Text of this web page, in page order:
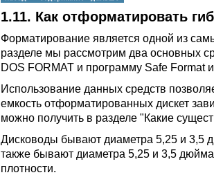
1.11. Как отформатировать
Форматирование является одной из
разделе мы рассмотрим два основных
DOS FORMAT и программу Safe Format
Использование данных средств
емкость отформатированных дискет
можно получить в разделе "Какие
Дисководы бывают диаметра 5,25 и 3,5
также бывают диаметра 5,25 и 3,5
плотности.